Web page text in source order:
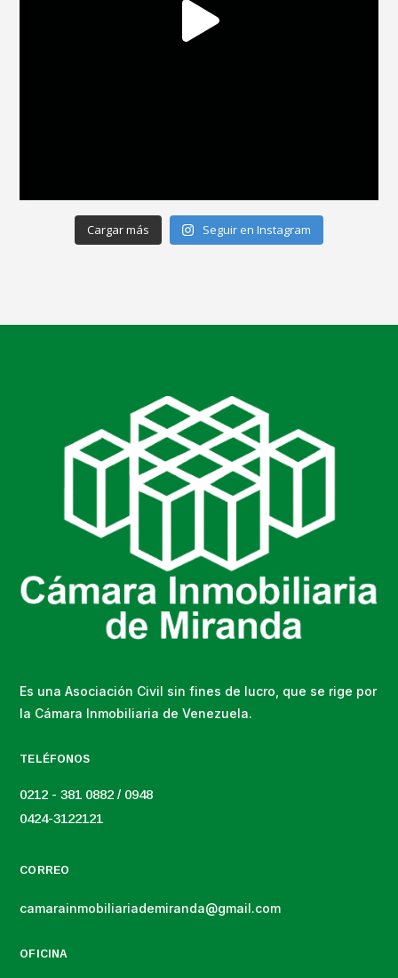
Cargar más Seguir en Instagram
Es una Asociación Civil sin fines de lucro, que se rige por
la Cámara Inmobiliaria de Venezuela.
TELÉFONOS
0212 - 381 0882 / 0948
0424-3122121
CORREO
camarainmobiliariademiranda@gmail.com
OFICINA